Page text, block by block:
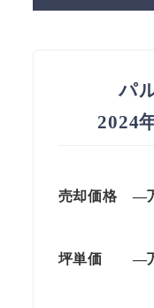
パ
2024
売却価格 —
坪単価 —